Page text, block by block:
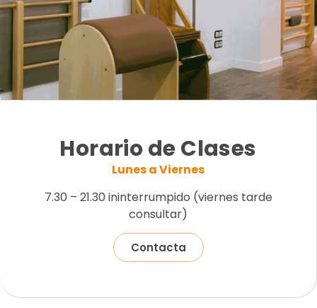
Horario de Clases
Lunes a Viernes
7.30 – 21.30 ininterrumpido (viernes tarde
consultar)
Contacta